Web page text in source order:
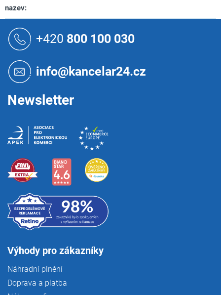
nazev:
+420 800 100 030
info@kancelar24.cz
Newsletter
Výhody pro zákazníky
Náhradní plnění
Doprava a platba